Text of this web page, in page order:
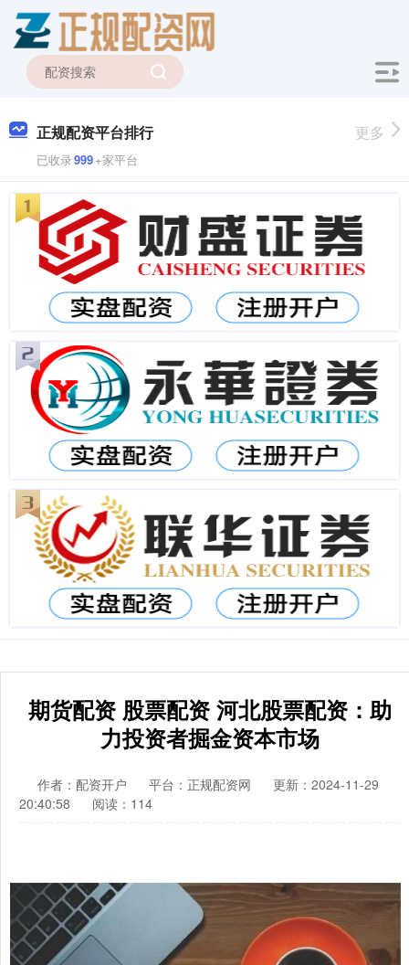
正规配资平台排行
已收录999+家平台
更多
期货配资 股票配资 河北股票配资：助
力投资者掘金资本市场
作者：配资开户 平台：正规配资网
更新：2024-11-29
20:40:58
阅读：114